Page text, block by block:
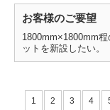
お客様のご要望
1800mm×1800mm
ットを新設したい。
1 2 3 4